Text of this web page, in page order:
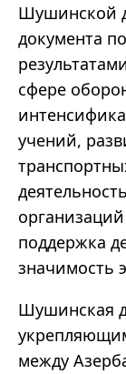
Шушинской
документа
сфере
учений,
поддержка
значимость
Шушинская
между